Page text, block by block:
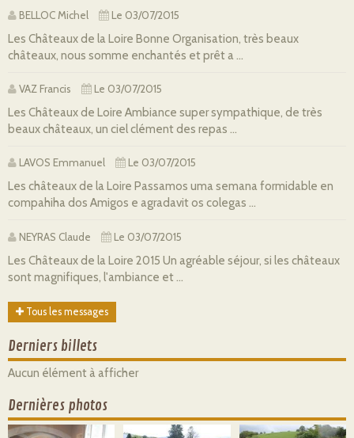
BELLOC Michel Le 03/07/2015
Les Châteaux de la Loire Bonne Organisation, très beaux
châteaux, nous somme enchantés et prêt a ...
VAZ Francis Le 03/07/2015
Les Châteaux de Loire Ambiance super sympathique, de très
beaux châteaux, un ciel clément des repas ...
LAVOS Emmanuel Le 03/07/2015
Les châteaux de la Loire Passamos uma semana formidable en
compahiha dos Amigos e agradavit os colegas ...
NEYRAS Claude Le 03/07/2015
Les Châteaux de la Loire 2015 Un agréable séjour, si les châteaux
sont magnifiques, l'ambiance et ...
Tous les messages
Derniers billets
Aucun élément à afficher
Dernières photos